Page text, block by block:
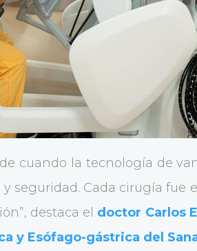
cuando la tecnología de
seguridad. Cada cirugía fue
destaca el doctor Carlos
y Esófago-gástrica del